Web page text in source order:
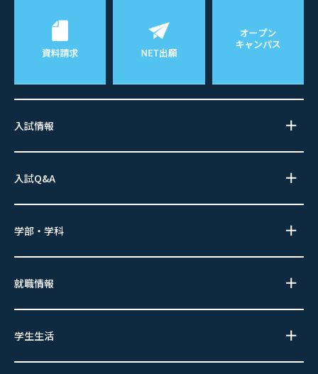
入試情報
入試Q&A
学部・学科
就職情報
学生生活